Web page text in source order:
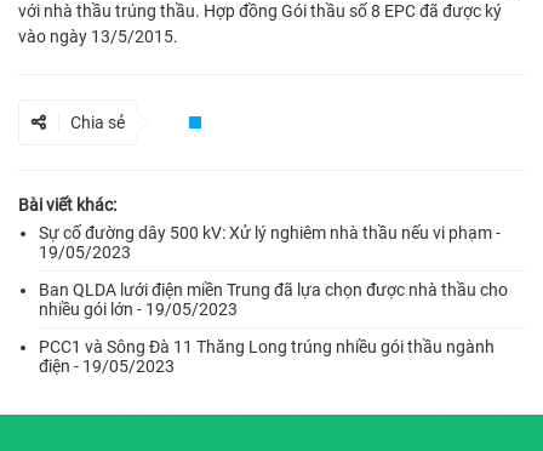
với nhà thầu trúng thầu. Hợp đồng Gói thầu số 8 EPC đã được ký
vào ngày 13/5/2015.
Chia sẻ
Bài viết khác:
Sự cố đường dây 500 kV: Xử lý nghiêm nhà thầu nếu vi phạm -
19/05/2023
Ban QLDA lưới điện miền Trung đã lựa chọn được nhà thầu cho
nhiều gói lớn - 19/05/2023
PCC1 và Sông Đà 11 Thăng Long trúng nhiều gói thầu ngành
điện - 19/05/2023